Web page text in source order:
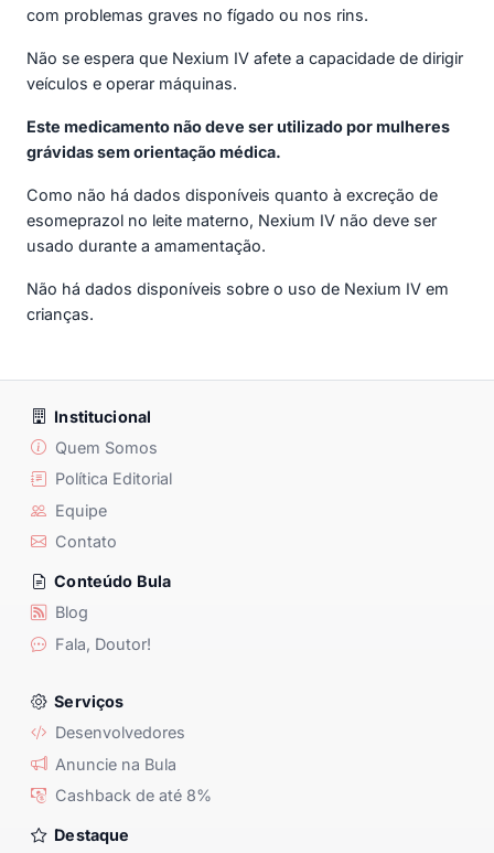
com problemas graves no fígado ou nos rins.
Não se espera que Nexium IV afete a capacidade de dirigir
veículos e operar máquinas.
Este medicamento não deve ser utilizado por mulheres
grávidas sem orientação médica.
Como não há dados disponíveis quanto à excreção de
esomeprazol no leite materno, Nexium IV não deve ser
usado durante a amamentação.
Não há dados disponíveis sobre o uso de Nexium IV em
crianças.
Institucional
Quem Somos
Política Editorial
Equipe
Contato
Conteúdo Bula
Blog
Fala, Doutor!
Serviços
Desenvolvedores
Anuncie na Bula
Cashback de até 8%
Destaque